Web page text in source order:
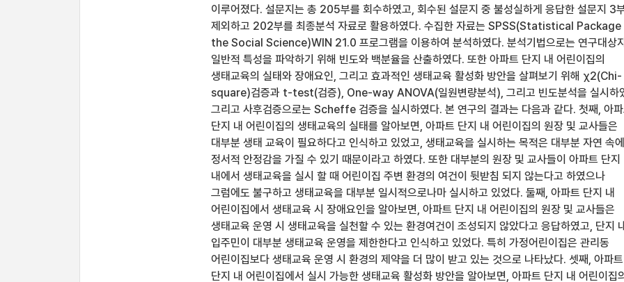
이루어졌다. 설문지는 총 205부를 회수하였고, 회수된 설문지 중 불성실하게 응답한 설문지 3
제외하고 202부를 최종분석 자료로 활용하였다. 수집한 자료는 SPSS(Statistical
the Social Science)WIN 21.0 프로그램을 이용하여 분석하였다. 분석기법으로는 연구대상
일반적 특성을 파악하기 위해 빈도와 백분율을 산출하였다. 또한 아파트 단지 내 어린이집의
생태교육의 실태와 장애요인, 그리고 효과적인 생태교육 활성화 방안을 살펴보기 위해 χ2(Chi-
square)검증과 t-test(검증), One-way ANOVA(일원변량분석), 그리고 빈도분석을 실시하
그리고 사후검증으로는 Scheffe 검증을 실시하였다. 본 연구의 결과는 다음과 같다. 첫째, 아
단지 내 어린이집의 생태교육의 실태를 알아보면, 아파트 단지 내 어린이집의 원장 및 교사들은
대부분 생태 교육이 필요하다고 인식하고 있었고, 생태교육을 실시하는 목적은 대부분 자연 속
정서적 안정감을 가질 수 있기 때문이라고 하였다. 또한 대부분의 원장 및 교사들이 아파트 단지
내에서 생태교육을 실시 할 때 어린이집 주변 환경의 여건이 뒷받침 되지 않는다고 하였으나
그럼에도 불구하고 생태교육을 대부분 일시적으로나마 실시하고 있었다. 둘째, 아파트 단지 내
어린이집에서 생태교육 시 장애요인을 알아보면, 아파트 단지 내 어린이집의 원장 및 교사들은
생태교육 운영 시 생태교육을 실천할 수 있는 환경여건이 조성되지 않았다고 응답하였고, 단지
입주민이 대부분 생태교육 운영을 제한한다고 인식하고 있었다. 특히 가정어린이집은 관리동
어린이집보다 생태교육 운영 시 환경의 제약을 더 많이 받고 있는 것으로 나타났다. 셋째, 아파트
단지 내 어린이집에서 실시 가능한 생태교육 활성화 방안을 알아보면, 아파트 단지 내 어린이집의